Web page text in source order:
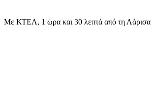
Με ΚΤΕΛ, 1 ώρα και 30 λεπτά από τη Λάρισα